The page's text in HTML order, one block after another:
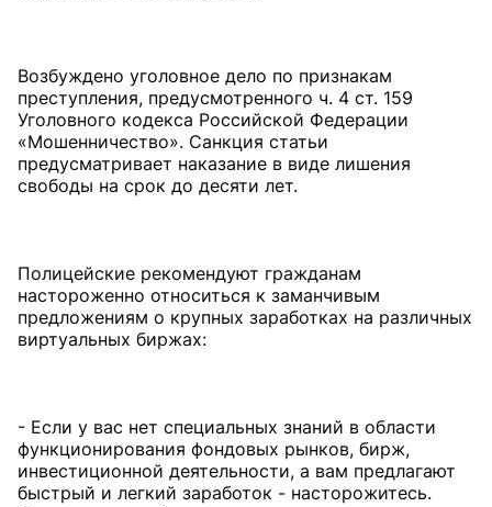
Возбуждено уголовное дело по признакам
преступления, предусмотренного ч. 4 ст. 159
Уголовного кодекса Российской Федерации
«Мошенничество». Санкция статьи
предусматривает наказание в виде лишения
свободы на срок до десяти лет.
Полицейские рекомендуют гражданам
настороженно относиться к заманчивым
предложениям о крупных заработках на различных
виртуальных биржах:
- Если у вас нет специальных знаний в области
функционирования фондовых рынков, бирж,
инвестиционной деятельности, а вам предлагают
быстрый и легкий заработок - насторожитесь.